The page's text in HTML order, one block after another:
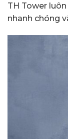
TH Tower
nhanh chóng